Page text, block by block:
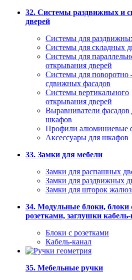
32. Системы раздвижных и
дверей
Системы для
Системы для складных
Системы для
открывания дверей
Системы для поворотно
сдвижных фасадов
Системы вертикального
открывания дверей
Выравниватели фасадов
шкафов
Профили алюминиевые
Аксессуары для шкафов
33. Замки для мебели
Замки для распашных
Замки для раздвижных
Замки для шторок
34. Модульные блоки, блоки
розетками, заглушки
Блоки с розетками
Кабель-канал
35. Мебельные ручки